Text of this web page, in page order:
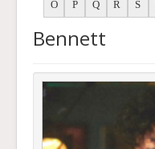
O P Q R S
Bennett